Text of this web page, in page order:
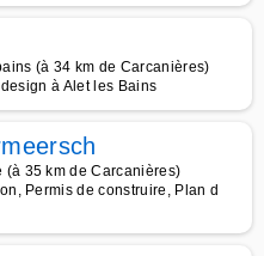
(à 34 km de Carcanières)
à Alet les Bains
35 km de Carcanières)
Permis de construire, Plan d